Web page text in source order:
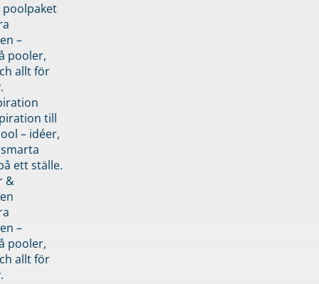
–
pooler,
allt för
till
– idéer,
ett ställe.
&
–
pooler,
allt för